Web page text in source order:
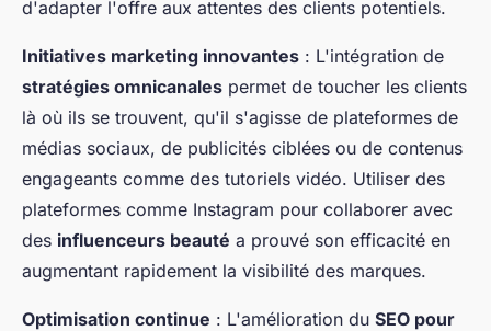
d'adapter l'offre aux attentes des clients potentiels.
Initiatives marketing innovantes : L'intégration de
stratégies omnicanales permet de toucher les clients
là où ils se trouvent, qu'il s'agisse de plateformes de
médias sociaux, de publicités ciblées ou de contenus
engageants comme des tutoriels vidéo. Utiliser des
plateformes comme Instagram pour collaborer avec
des influenceurs beauté a prouvé son efficacité en
augmentant rapidement la visibilité des marques.
Optimisation continue : L'amélioration du SEO pour